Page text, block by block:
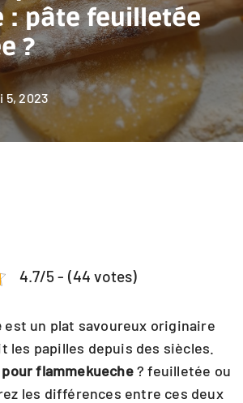
: pâte feuilletée
?
5, 2023
4.7/5 - (44 votes)
est un plat savoureux originaire
les papilles depuis des siècles.
flammekueche? feuilletée ou
les différences entre ces deux